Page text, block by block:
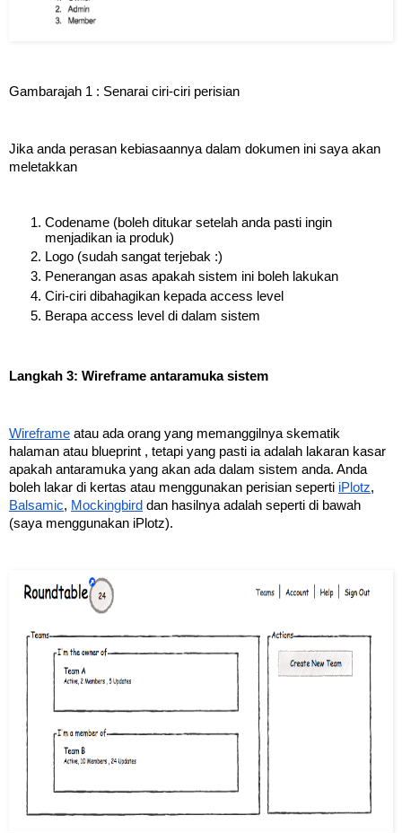
Gambarajah 1 : Senarai ciri-ciri perisian
Jika anda perasan kebiasaannya dalam dokumen ini saya akan
meletakkan
Codename (boleh ditukar setelah anda pasti ingin
menjadikan ia produk)
Logo (sudah sangat terjebak :)
Penerangan asas apakah sistem ini boleh lakukan
Ciri-ciri dibahagikan kepada access level
Berapa access level di dalam sistem
Langkah 3: Wireframe antaramuka sistem
Wireframe atau ada orang yang memanggilnya skematik
halaman atau blueprint , tetapi yang pasti ia adalah lakaran kasar
apakah antaramuka yang akan ada dalam sistem anda. Anda
boleh lakar di kertas atau menggunakan perisian seperti iPlotz
Balsamic, Mockingbird dan hasilnya adalah seperti di bawah
(saya menggunakan iPlotz).